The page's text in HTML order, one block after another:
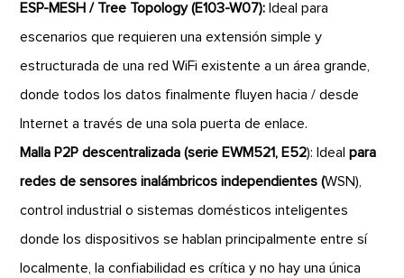
ESP-MESH / Tree Topology (E103-W07): Ideal para
escenarios que requieren una extensión simple y
estructurada de una red WiFi existente a un área grande,
donde todos los datos finalmente fluyen hacia / desde
Internet a través de una sola puerta de enlace.
Malla P2P descentralizada (serie EWM521, E52): Idealpara
redes de sensores inalámbricos independientes (WSN),
control industrial o sistemas domésticos inteligentes
donde los dispositivos se hablan principalmente entre sí
localmente, la confiabilidad es crítica y no hay una única